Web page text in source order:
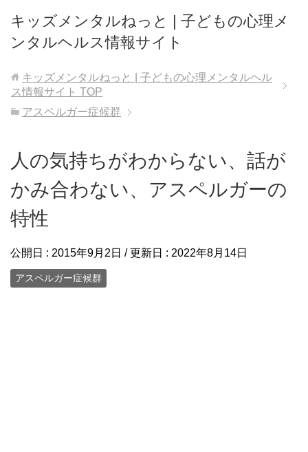
キッズメンタルねっと | 子どもの心理メ
ンタルヘルス情報サイト
キッズメンタルねっと | 子どもの心理メンタルヘル
ス情報サイト TOP
アスペルガー症候群
人の気持ちがわからない、話が
かみ合わない、アスペルガーの
特性
公開日 : 2015年9月2日 / 更新日 : 2022年8月14日
アスペルガー症候群